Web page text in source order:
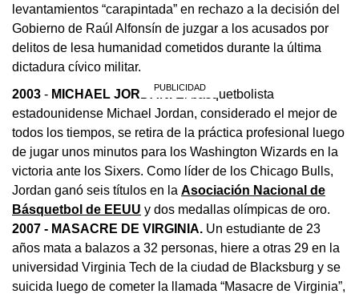
levantamientos “carapintada” en rechazo a la decisión del
Gobierno de Raúl Alfonsín de juzgar a los acusados por
delitos de lesa humanidad cometidos durante la última
dictadura cívico militar.
2003 - MICHAEL JORDAN.El basquetbolista
estadounidense Michael Jordan, considerado el mejor de
todos los tiempos, se retira de la práctica profesional luego
de jugar unos minutos para los Washington Wizards en la
victoria ante los Sixers. Como líder de los Chicago Bulls,
Jordan ganó seis títulos en la Asociación Nacional de
Básquetbol de EEUU y dos medallas olímpicas de oro.
2007 - MASACRE DE VIRGINIA. Un estudiante de 23
años mata a balazos a 32 personas, hiere a otras 29 en la
universidad Virginia Tech de la ciudad de Blacksburg y se
suicida luego de cometer la llamada “Masacre de Virginia”,